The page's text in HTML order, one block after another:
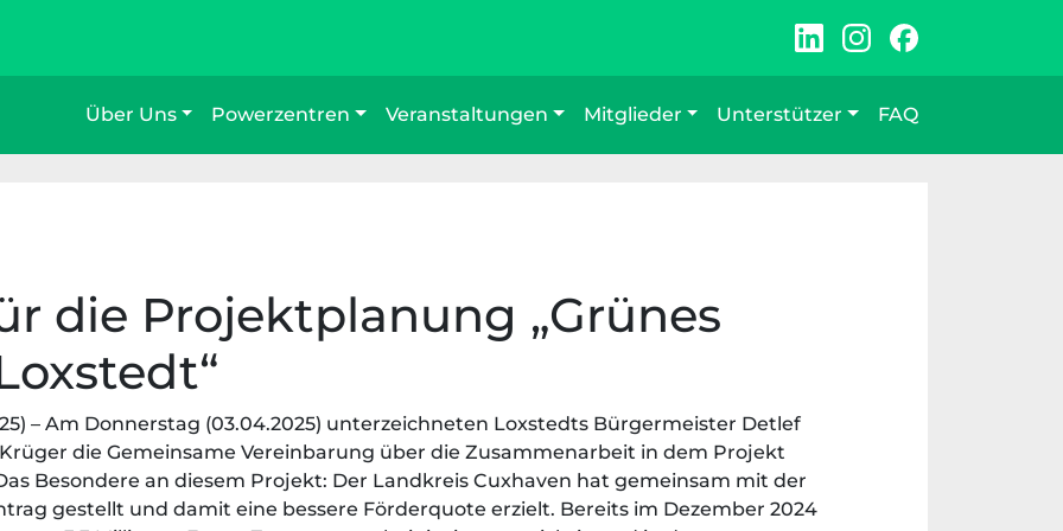
Über Uns Powerzentren Veranstaltungen Mitglieder Unterstützer FAQ
die Projektplanung „Grünes
– Am Donnerstag (03.04.2025) unterzeichneten Loxstedts Bürgermeister Detlef
die Gemeinsame Vereinbarung über die Zusammenarbeit in dem Projekt
Besondere an diesem Projekt: Der Landkreis Cuxhaven hat gemeinsam mit der
gestellt und damit eine bessere Förderquote erzielt. Bereits im Dezember 2024